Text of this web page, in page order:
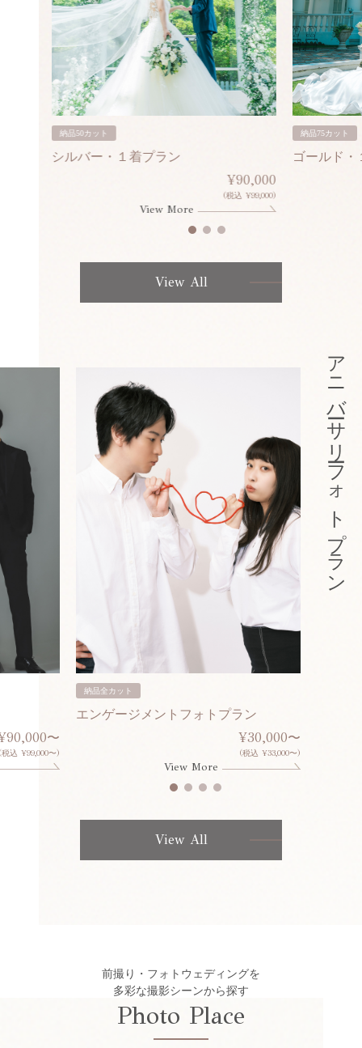
納品50カット
シルバー・１着プラン
¥90,000
(税込 ¥99,000)
View More
納品75カット
ゴールド・
View All
〜
(税込 ¥99,000〜)
納品全カット
エンゲージメントフォトプラン
¥30,000〜
(税込 ¥33,000〜)
View More
アニバーサリーフォトプラン
View All
前撮り・フォトウェディングを
多彩な撮影シーンから探す
Photo Place